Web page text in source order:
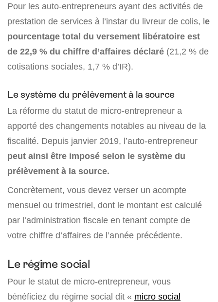
Pour les auto-entrepreneurs ayant des activités de
prestation de services à l’instar du livreur de colis, le
pourcentage total du versement libératoire est
de 22,9 % du chiffre d’affaires déclaré (21,2 % de
cotisations sociales, 1,7 % d’IR).
Le système du prélèvement à la source
La réforme du statut de micro-entrepreneur a
apporté des changements notables au niveau de la
fiscalité. Depuis janvier 2019, l’auto-entrepreneur
peut ainsi être imposé selon le système du
prélèvement à la source.
Concrètement, vous devez verser un acompte
mensuel ou trimestriel, dont le montant est calculé
par l’administration fiscale en tenant compte de
votre chiffre d’affaires de l’année précédente.
Le régime social
Pour le statut de micro-entrepreneur, vous
bénéficiez du régime social dit « micro social